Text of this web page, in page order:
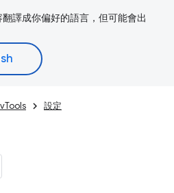
譯成你偏好的語言，但可能會出
設定